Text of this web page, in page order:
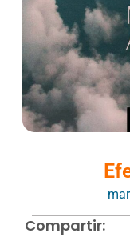
Compartir: